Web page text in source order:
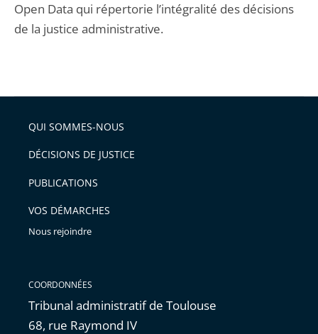
Open Data qui répertorie l’intégralité des décisions
de la justice administrative.
QUI SOMMES-NOUS
DÉCISIONS DE JUSTICE
PUBLICATIONS
VOS DÉMARCHES
Nous rejoindre
COORDONNÉES
Tribunal administratif de Toulouse
68, rue Raymond IV